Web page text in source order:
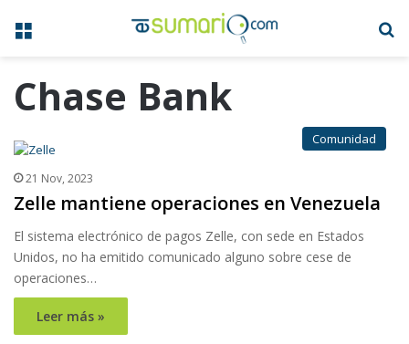
Menú
Chase Bank
Comunidad
21 Nov, 2023
Zelle mantiene operaciones en Venezuela
El sistema electrónico de pagos Zelle, con sede en Estados
Unidos, no ha emitido comunicado alguno sobre cese de
operaciones…
Leer más »